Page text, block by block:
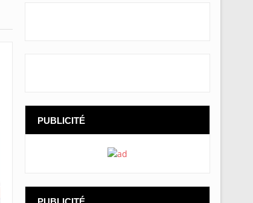
PUBLICITÉ